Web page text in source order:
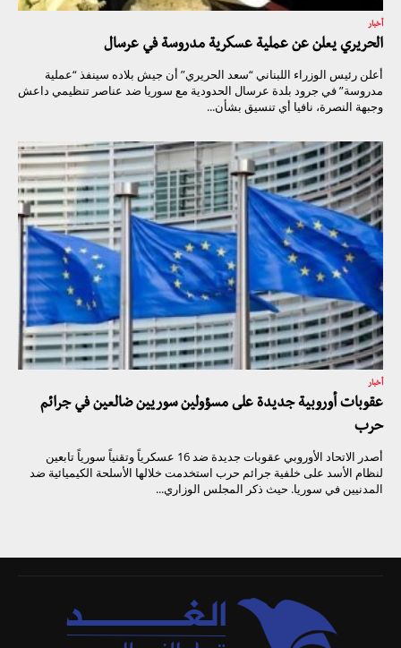
أخبار
الحريري يعلن عن عملية عسكرية مدروسة في عرسال
أعلن رئيس الوزراء اللبناني “سعد الحريري” أن جيش بلاده سينفذ “عملية
مدروسة” في جرود بلدة عرسال الحدودية مع سوريا ضد عناصر تنظيمي داعش
وجبهة النصرة، نافيا أي تنسيق بشأن...
أخبار
عقوبات أوروبية جديدة على مسؤولين سوريين ضالعين في جرائم
حرب
أصدر الاتحاد الأوروبي عقوبات جديدة ضد 16 عسكرياً وتقنياً سورياً تابعين
لنظام الأسد على خلفية جرائم حرب استخدمت خلالها الأسلحة الكيميائية ضد
المدنيين في سوريا. حيث ذكر المجلس الوزاري...